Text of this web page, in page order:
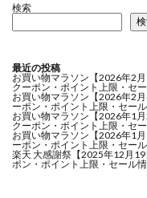
検索
最近の投稿
お買い物マラソン【2026年2
クーポン・ポイント上限・セ
お買い物マラソン【2026年2
ーポン・ポイント上限・セー
お買い物マラソン【2026年1
クーポン・ポイント上限・セ
お買い物マラソン【2026年1
ーポン・ポイント上限・セー
楽天 大感謝祭【2025年12月
ポン・ポイント上限・セール情